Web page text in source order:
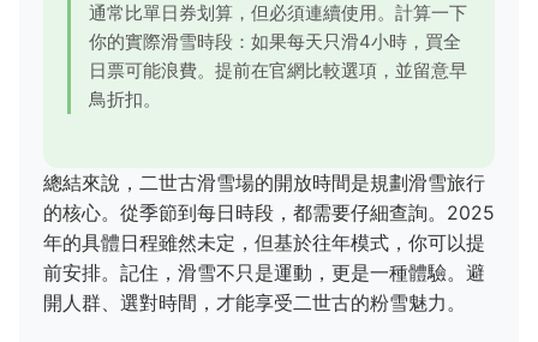
通常比單日券划算，但必須連續使用。計算一下
你的實際滑雪時段：如果每天只滑4小時，買全
日票可能浪費。提前在官網比較選項，並留意早
鳥折扣。
總結來說，二世古滑雪場的開放時間是規劃滑雪旅行
的核心。從季節到每日時段，都需要仔細查詢。2025
年的具體日程雖然未定，但基於往年模式，你可以提
前安排。記住，滑雪不只是運動，更是一種體驗。避
開人群、選對時間，才能享受二世古的粉雪魅力。